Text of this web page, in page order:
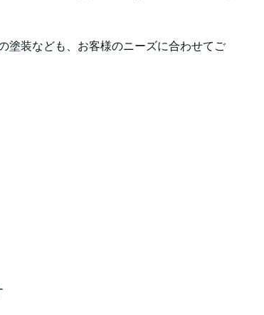
塗装なども、お客様のニーズに合わせてご